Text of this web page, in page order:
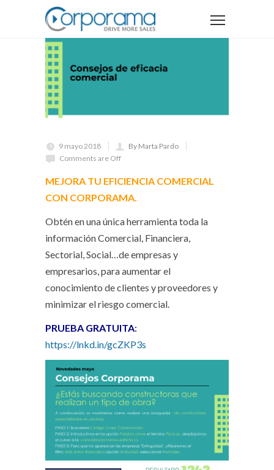
9 mayo 2018
By Marta Pardo
Comments are Off
MEJORA TU EFICIENCIA COMERCIAL
CON CORPORAMA.
Obtén en una única herramienta toda la
información Comercial, Financiera,
Sectorial, Social…de empresas y
empresarios, para aumentar el
conocimiento de clientes y proveedores y
minimizar el riesgo comercial.
PRUEBA GRATUITA:
https://lnkd.in/gcZKP3s